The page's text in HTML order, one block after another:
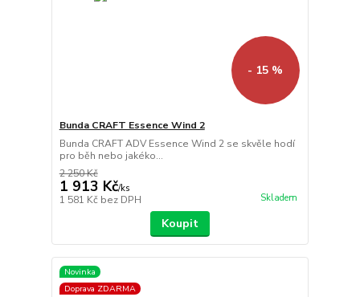
- 15 %
Bunda CRAFT Essence Wind 2
Bunda CRAFT ADV Essence Wind 2 se skvěle hodí
pro běh nebo jakéko...
2 250 Kč
1 913 Kč/ks
1 581 Kč bez DPH Skladem
Koupit
Novinka
Doprava ZDARMA